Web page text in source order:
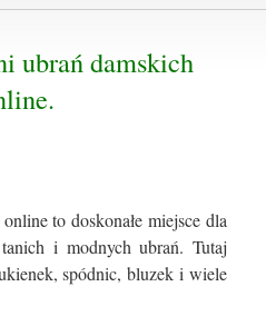
to doskonałe miejsce dla
i modnych ubrań. Tutaj
spódnic, bluzek i wiele